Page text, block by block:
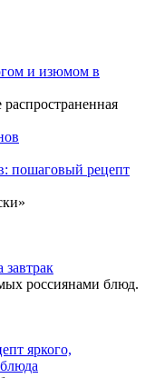
и изюмом в
пошаговый рецепт
россиянами блюд.
яркого,